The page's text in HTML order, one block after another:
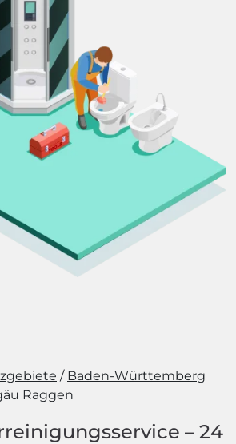
Baden-Württemberg
Raggen
– 24